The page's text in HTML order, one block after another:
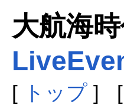
大航海
[ トップ] [